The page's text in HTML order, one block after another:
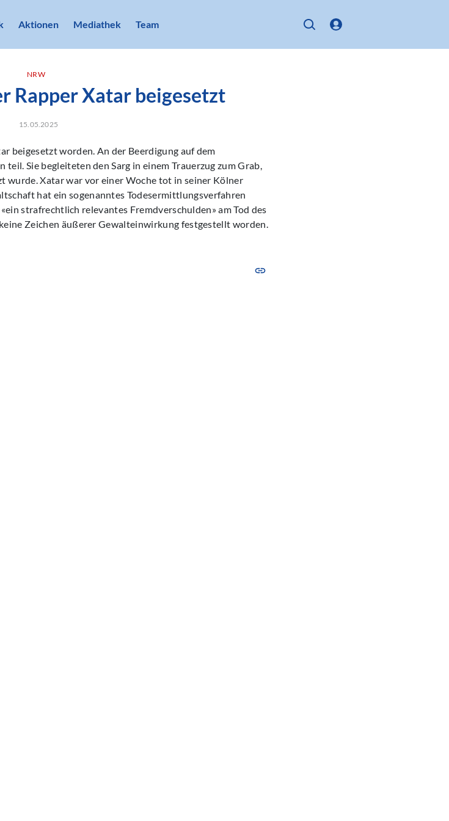
Aktionen Mediathek Team
NRW
Rapper Xatar beigesetzt
15.05.2025
beigesetzt worden. An der Beerdigung auf dem
Sie begleiteten den Sarg in einem Trauerzug zum Grab,
wurde. Xatar war vor einer Woche tot in seiner Kölner
hat ein sogenanntes Todesermittlungsverfahren
strafrechtlich relevantes Fremdverschulden» am Tod des
Zeichen äußerer Gewalteinwirkung festgestellt worden.